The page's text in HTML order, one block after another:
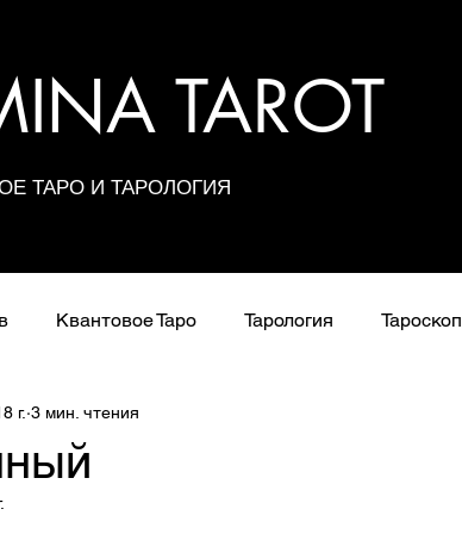
ТАРО И ТАРОЛОГИЯ
Квантовое Таро Тарология Тароскоп
Расклады
г. 3 мин. чтения
5 звезд.
TAROT